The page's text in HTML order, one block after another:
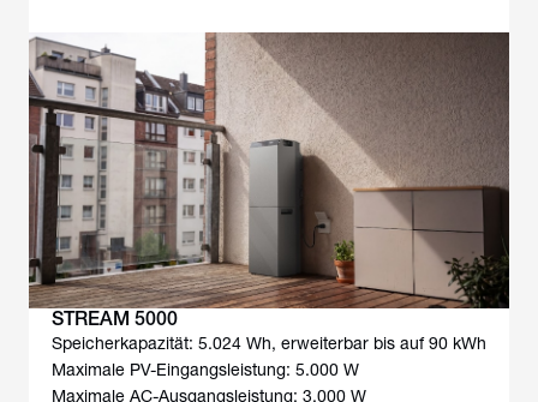
STREAM 5000
Speicherkapazität: 5.024 Wh, erweiterbar bis auf 90 kWh
Maximale PV-Eingangsleistung: 5.000 W
Maximale AC-Ausgangsleistung: 3.000 W